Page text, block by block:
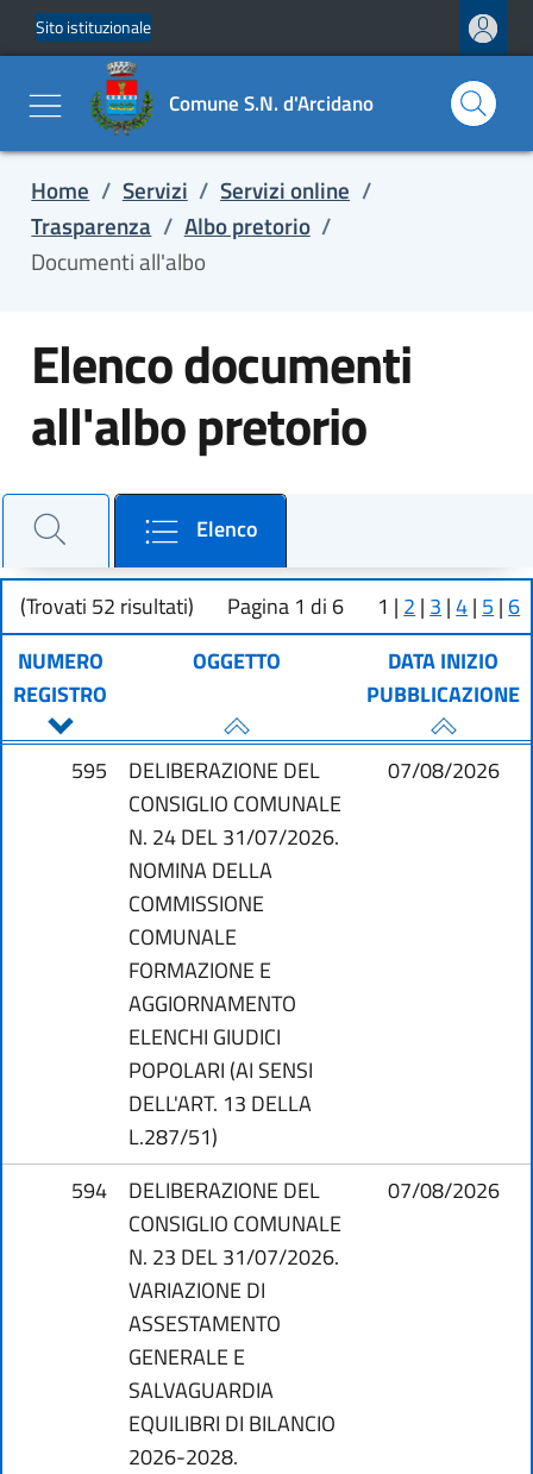
Salta e vai al contenuto
Salta e vai al footer
Sito istituzionale
Comune S.N. d'Arcidano
Home / Servizi / Servizi online /
Trasparenza / Albo pretorio /
Documenti all'albo
Elenco documenti
all'albo pretorio
Cerca il documento e consulta il dettaglio
Elenco
(Trovati 52 risultati) Pagina 1 di 6 1 | 2 | 3 |4| 5 | 6
NUMERO
REGISTRO
OGGETTO
DATA INIZIO
PUBBLICAZIONE
595
DELIBERAZIONE DEL
CONSIGLIO COMUNALE
N. 24 DEL 31/07/2026.
NOMINA DELLA
COMMISSIONE
COMUNALE
FORMAZIONE E
AGGIORNAMENTO
ELENCHI GIUDICI
POPOLARI (AI SENSI
DELL'ART. 13 DELLA
L.287/51)
07/08/2026
594
DELIBERAZIONE DEL
CONSIGLIO COMUNALE
N. 23 DEL 31/07/2026.
VARIAZIONE DI
ASSESTAMENTO
GENERALE E
SALVAGUARDIA
EQUILIBRI DI BILANCIO
2026-2028.
07/08/2026